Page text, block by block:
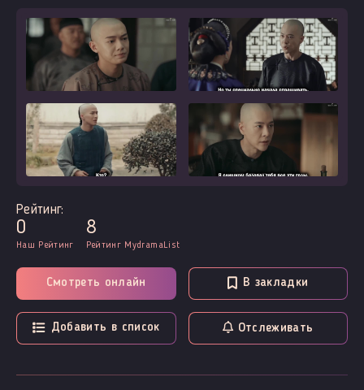
Рейтинг:
0
Наш Рейтинг
8
Рейтинг MydramaList
Смотреть онлайн В закладки
Добавить в список Отслеживать